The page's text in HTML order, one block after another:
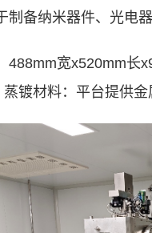
制备纳米器件、光电
488mm宽x520mm长
蒸镀材料：平台提供金